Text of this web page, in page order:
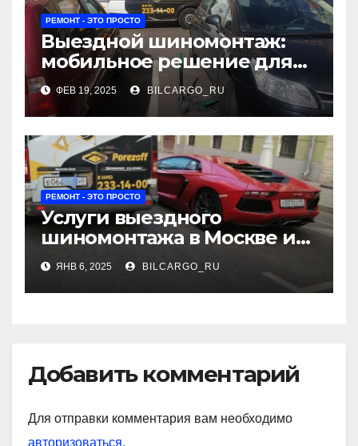
РЕМОНТ - ЭТО ПРОСТО
Выездной шиномонтаж:
мобильное решение для
автомобилистов
ФЕВ 19, 2025 BILCARGO_RU
РЕМОНТ - ЭТО ПРОСТО
Услуги выездного
шиномонтажа в Москве и
Московской области
ЯНВ 6, 2025 BILCARGO_RU
Добавить комментарий
Для отправки комментария вам необходимо
авторизоваться.